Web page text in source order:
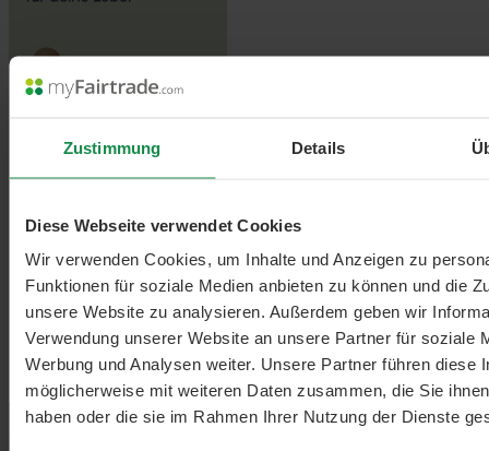
Zustimmung Details
Diese Webseite verwendet Cookies
Wir verwenden Cookies, um Inhalte und Anzeigen zu
Funktionen für soziale Medien anbieten zu können und die
unsere Website zu analysieren. Außerdem geben wir
Verwendung unserer Website an unsere Partner für soziale
Werbung und Analysen weiter. Unsere Partner führen diese
möglicherweise mit weiteren Daten zusammen, die Sie
haben oder die sie im Rahmen Ihrer Nutzung der Dienste